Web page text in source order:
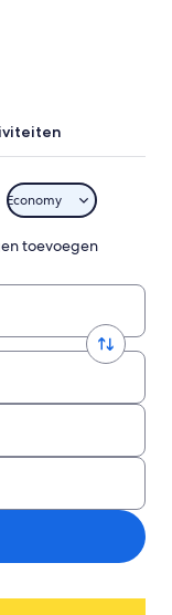
Economy
toevoegen